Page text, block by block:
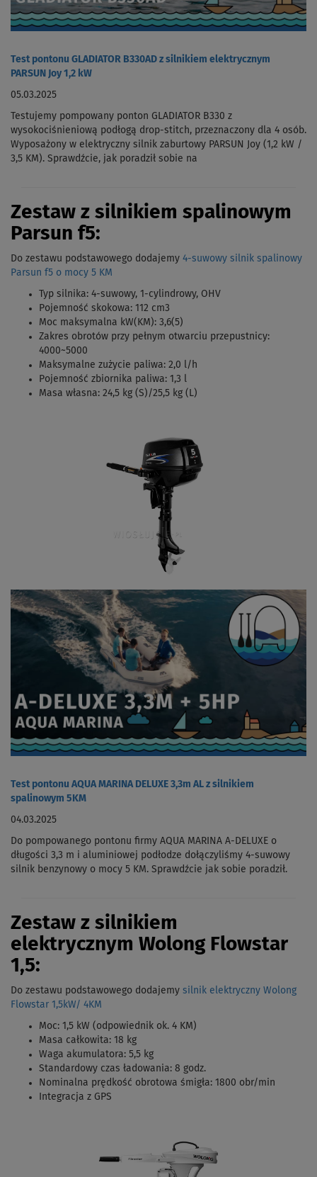
Test pontonu GLADIATOR B330AD z silnikiem elektrycznym
PARSUN Joy 1,2 kW
05.03.2025
Testujemy pompowany ponton GLADIATOR B330 z
wysokociśnieniową podłogą drop-stitch, przeznaczony dla 4 osób.
Wyposażony w elektryczny silnik zaburtowy PARSUN Joy (1,2 kW /
3,5 KM). Sprawdźcie, jak poradził sobie na
Zestaw z silnikiem spalinowym
Parsun f5:
Do zestawu podstawowego dodajemy 4-suwowy silnik spalinowy
Parsun f5 o mocy 5 KM
Typ silnika: 4-suwowy, 1-cylindrowy, OHV
Pojemność skokowa: 112 cm3
Moc maksymalna kW(KM): 3,6(5)
Zakres obrotów przy pełnym otwarciu przepustnicy:
4000~5000
Maksymalne zużycie paliwa: 2,0 l/h
Pojemność zbiornika paliwa: 1,3 l
Masa własna: 24,5 kg (S)/25,5 kg (L)
Test pontonu AQUA MARINA DELUXE 3,3m AL z silnikiem
spalinowym 5KM
04.03.2025
Do pompowanego pontonu firmy AQUA MARINA A-DELUXE o
długości 3,3 m i aluminiowej podłodze dołączyliśmy 4-suwowy
silnik benzynowy o mocy 5 KM. Sprawdźcie jak sobie poradził.
Zestaw z silnikiem
elektrycznym Wolong Flowstar
1,5:
Do zestawu podstawowego dodajemy silnik elektryczny Wolong
Flowstar 1,5kW/ 4KM
Moc: 1,5 kW (odpowiednik ok. 4 KM)
Masa całkowita: 18 kg
Waga akumulatora: 5,5 kg
Standardowy czas ładowania: 8 godz.
Nominalna prędkość obrotowa śmigła: 1800 obr/min
Integracja z GPS